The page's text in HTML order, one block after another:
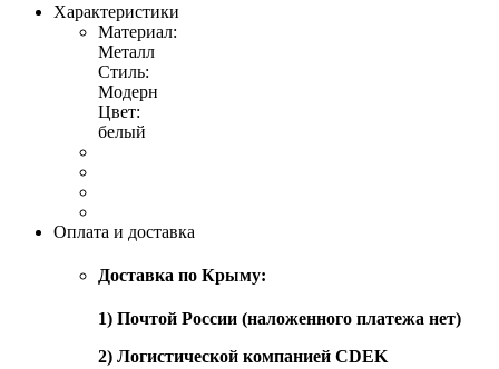
Характеристики
Материал:
Металл
Стиль:
Модерн
Цвет:
белый
Оплата и доставка
Доставка по Крыму:
1) Почтой России (наложенного платежа нет)
2) Логистической компанией CDEK